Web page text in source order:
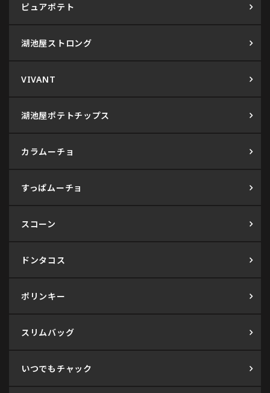
ピュアポテト
湖池屋ストロング
VIVANT
湖池屋ポテトチップス
カラムーチョ
すっぱムーチョ
スコーン
ドンタコス
ポリンキー
スリムバッグ
いつでもチャック